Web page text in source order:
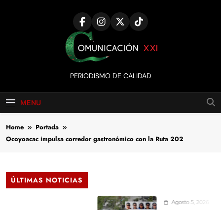
Comunicación
XXI
PERIODISMO DE CALIDAD
MENU
Home
Portada
Ocoyoacac impulsa corredor gastronómico con la Ruta 202
ÚLTIMAS NOTICIAS
Agosto 5, 2026